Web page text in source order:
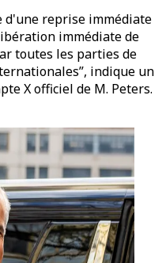
d'une reprise immédiate
immédiate de
toutes les parties de
indique un
X officiel de M. Peters.